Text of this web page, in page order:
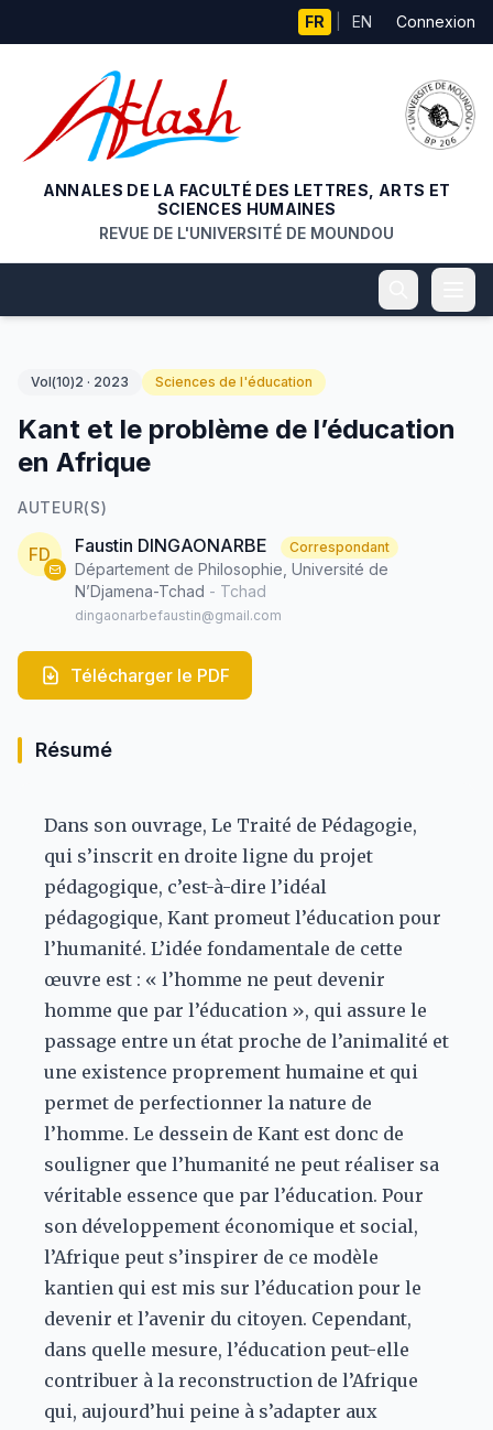
FR EN Connexion
ANNALES DE LA FACULTÉ DES LETTRES, ARTS ET
SCIENCES HUMAINES
REVUE DE L'UNIVERSITÉ DE MOUNDOU
Vol(10)2 · 2023 Sciences de l'éducation
Kant et le problème de l’éducation
en Afrique
AUTEUR(S)
FD Faustin DINGAONARBE Correspondant
Département de Philosophie, Université de
N’Djamena-Tchad - Tchad
dingaonarbefaustin@gmail.com
Télécharger le PDF
Résumé
Dans son ouvrage, Le Traité de Pédagogie,
qui s’inscrit en droite ligne du projet
pédagogique, c’est-à-dire l’idéal
pédagogique, Kant promeut l’éducation pour
l’humanité. L’idée fondamentale de cette
œuvre est : « l’homme ne peut devenir
homme que par l’éducation », qui assure le
passage entre un état proche de l’animalité et
une existence proprement humaine et qui
permet de perfectionner la nature de
l’homme. Le dessein de Kant est donc de
souligner que l’humanité ne peut réaliser sa
véritable essence que par l’éducation. Pour
son développement économique et social,
l’Afrique peut s’inspirer de ce modèle
kantien qui est mis sur l’éducation pour le
devenir et l’avenir du citoyen. Cependant,
dans quelle mesure, l’éducation peut-elle
contribuer à la reconstruction de l’Afrique
qui, aujourd’hui peine à s’adapter aux